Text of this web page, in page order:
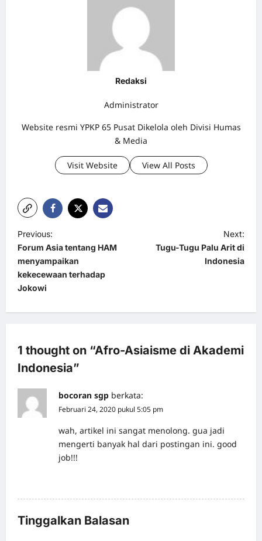
Redaksi
Administrator
Website resmi YPKP 65 Pusat Dikelola oleh Divisi Humas
& Media
Visit Website View All Posts
P
o
s
t
v
i
t
Previous:
Forum Asia tentang HAM
menyampaikan
kekecewaan terhadap
Jokowi
Next:
Tugu-Tugu Palu Arit di
Indonesia
1 thought on “Afro-Asiaisme di Akademi
Indonesia”
bocoran sgp berkata:
Februari 24, 2020 pukul 5:05 pm
wah, artikel ini sangat menolong. gua jadi
mengerti banyak hal dari postingan ini. good
job!!!
Tinggalkan Balasan